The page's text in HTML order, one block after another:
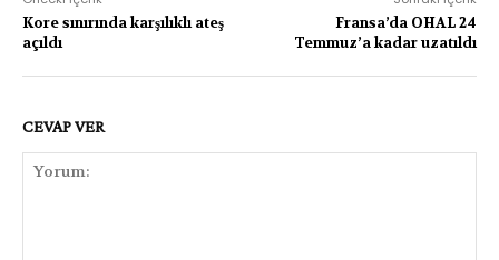
Kore sınırında karşılıklı ateş
açıldı
Fransa’da OHAL 24
Temmuz’a kadar uzatıldı
CEVAP VER